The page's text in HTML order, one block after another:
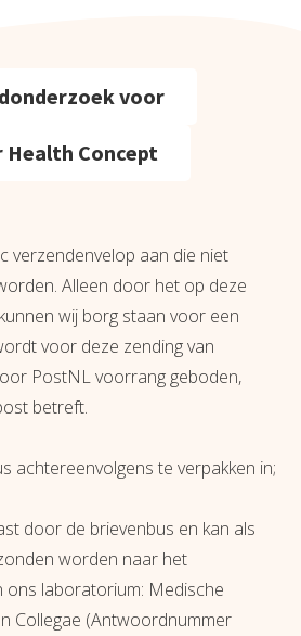
voor
Health Concept
verzendenvelop aan die niet
Alleen door het op deze
wij borg staan voor een
voor deze zending van
PostNL voorrang geboden,
betreft.
achtereenvolgens te verpakken in;
door de brievenbus en kan als
worden naar het
laboratorium: Medische
Collegae (Antwoordnummer